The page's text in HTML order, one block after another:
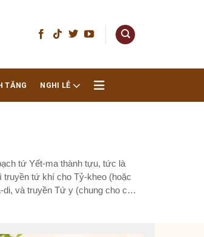
TĂNG NGHI LỄ
tứ Yết-ma thành tựu, tức là
tứ khí cho Tỷ-kheo (hoặc
và truyền Tứ y (chung cho cả